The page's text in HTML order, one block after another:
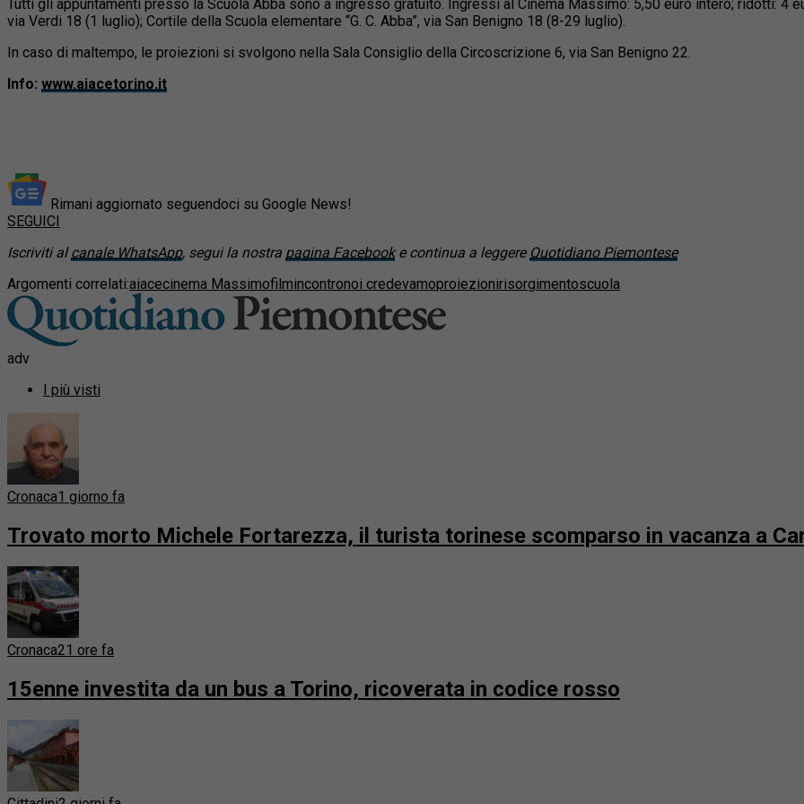
Tutti gli appuntamenti presso la Scuola Abba sono a ingresso gratuito. Ingressi al Cinema Massimo: 5,50 euro intero; ridotti: 4
via Verdi 18 (1 luglio); Cortile della Scuola elementare “G. C. Abba”, via San Benigno 18 (8-29 luglio).
In caso di maltempo, le proiezioni si svolgono nella Sala Consiglio della Circoscrizione 6, via San Benigno 22.
Info: www.aiacetorino.it
Rimani aggiornato seguendoci su Google News!
SEGUICI
Iscriviti alcanale WhatsApp, segui la nostra pagina Facebooke continua a leggere Quotidiano Piemontese
Argomenti correlati:aiacecinema Massimofilmincontronoi credevamoproiezionirisorgimentoscuola
adv
I più visti
Cronaca1 giorno fa
Trovato morto Michele Fortarezza, il turista torinese scomparso in vacanza a
Cronaca21 ore fa
15enne investita da un bus a Torino, ricoverata in codice rosso